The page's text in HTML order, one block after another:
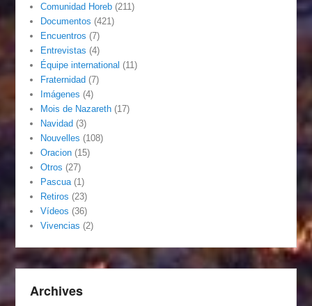
Comunidad Horeb (211)
Documentos (421)
Encuentros (7)
Entrevistas (4)
Équipe international (11)
Fraternidad (7)
Imágenes (4)
Mois de Nazareth (17)
Navidad (3)
Nouvelles (108)
Oracion (15)
Otros (27)
Pascua (1)
Retiros (23)
Vídeos (36)
Vivencias (2)
Archives